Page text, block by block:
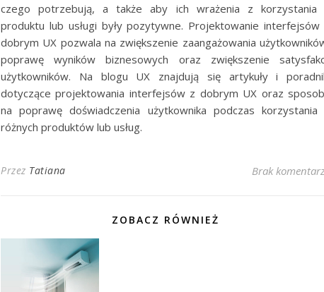
czego potrzebują, a także aby ich wrażenia z korzystania
produktu lub usługi były pozytywne. Projektowanie interfejsów
dobrym UX pozwala na zwiększenie zaangażowania
poprawę wyników biznesowych oraz zwiększenie
użytkowników. Na blogu UX znajdują się artykuły i
dotyczące projektowania interfejsów z dobrym UX oraz
na poprawę doświadczenia użytkownika podczas korzystania
różnych produktów lub usług.
Przez Tatiana Brak
ZOBACZ RÓWNIEŻ